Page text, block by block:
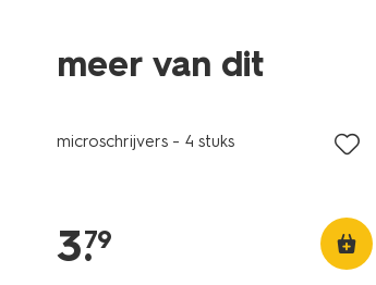
meer van dit
microschrijvers - 4 stuks
3.
79